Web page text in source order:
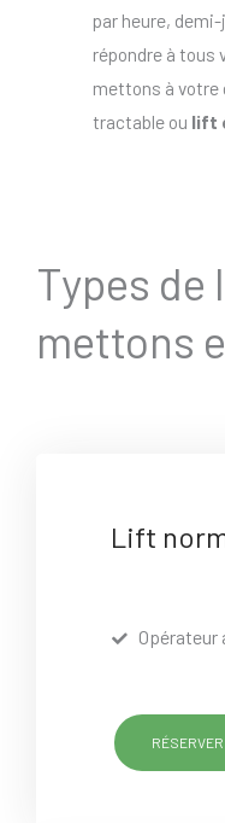
par heure,
répondre à tous
mettons à
tractable ou lift
Types de
mettons
Lift
RÉSERVER